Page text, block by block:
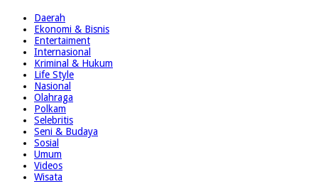
Daerah
Ekonomi & Bisnis
Entertaiment
Internasional
Kriminal & Hukum
Life Style
Nasional
Olahraga
Polkam
Selebritis
Seni & Budaya
Sosial
Umum
Videos
Wisata